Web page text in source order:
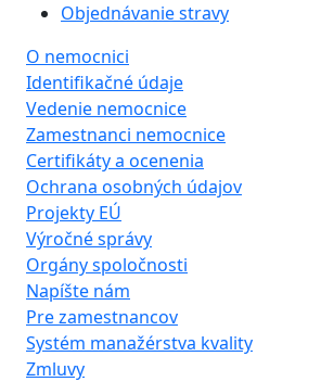
Objednávanie stravy
O nemocnici
Identifikačné údaje
Vedenie nemocnice
Zamestnanci nemocnice
Certifikáty a ocenenia
Ochrana osobných údajov
Projekty EÚ
Výročné správy
Orgány spoločnosti
Napíšte nám
Pre zamestnancov
Systém manažérstva kvality
Zmluvy